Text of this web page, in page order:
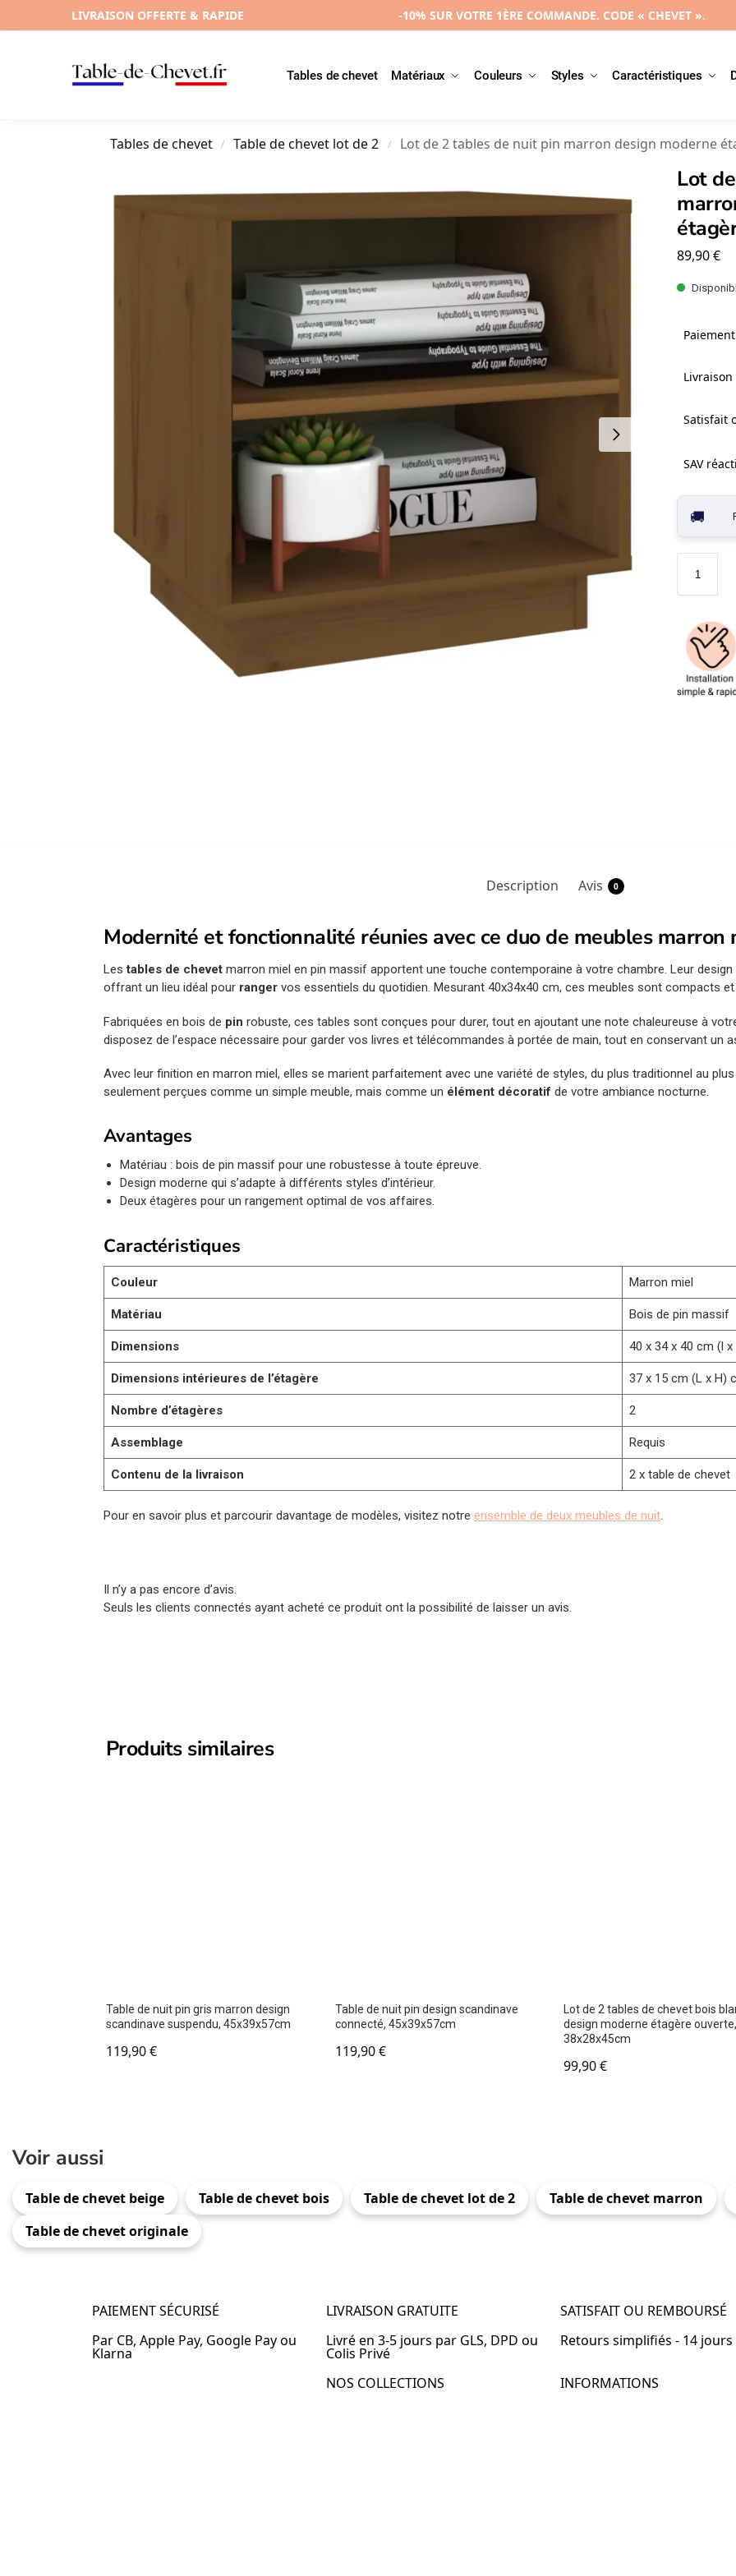
LIVRAISON OFFERTE & RAPIDE -10% SUR VOTRE 1ÈRE COMMANDE. CODE « CHEVET ».
Tables de chevet Matériaux Couleurs Styles Caractéristiques
Tables de chevet / Table de chevet lot de 2 / Lot de 2 tables de nuit pin marron design moderne
Lot
89,90€
Satisfait
SAV
Description Avis 0
Modernité et fonctionnalité réunies avec ce duo de meubles marron
Lestables de chevet marron miel en pin massif apportent une touche contemporaine à votre chambre. Leur
offrant un lieu idéal pour ranger vos essentiels du quotidien. Mesurant 40x34x40 cm, ces meubles sont compacts
Fabriquées en bois de pin robuste, ces tables sont conçues pour durer, tout en ajoutant une note chaleureuse à
disposez de l’espace nécessaire pour garder vos livres et télécommandes à portée de main, tout en conservant un
Avec leur finition en marron miel, elles se marient parfaitement avec une variété de styles, du plus traditionnel au
seulement perçues comme un simple meuble, mais comme un élément décoratif de votre ambiance nocturne.
Avantages
Matériau : bois de pin massif pour une robustesse à toute épreuve.
Design moderne qui s’adapte à différents styles d’intérieur.
Deux étagères pour un rangement optimal de vos affaires.
Caractéristiques
Couleur Marron miel
Matériau Bois de pin massif
Dimensions 40 x 34 x 40 cm (l x
Dimensions intérieures de l’étagère 37 x 15 cm (L x H)
Nombre d’étagères 2
Assemblage Requis
Contenu de la livraison 2 x table de chevet
Pour en savoir plus et parcourir davantage de modèles, visitez notreensemble de deux meubles de nuit.
Il n’y a pas encore d’avis.
Seuls les clients connectés ayant acheté ce produit ont la possibilité de laisser un avis.
Produits similaires
Table de nuit pin gris marron design
scandinave suspendu, 45x39x57cm
119,90€
Table de nuit pin design scandinave
connecté, 45x39x57cm
119,90€
Lot de 2 tables de chevet bois
design moderne étagère ouverte,
38x28x45cm
99,90€
Voir aussi
Table de chevet beige Table de chevet bois Table de chevet lot de 2 Table de chevet marron
Table de chevet originale
PAIEMENT SÉCURISÉ
Par CB, Apple Pay, Google Pay ou
Klarna
LIVRAISON GRATUITE
Livré en 3-5 jours par GLS, DPD ou
Colis Privé
SATISFAIT OU REMBOURSÉ
Retours simplifiés - 14 jours
NOS COLLECTIONS
INFORMATIONS